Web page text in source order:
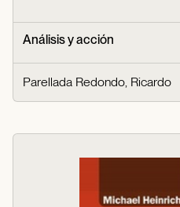
Análisis y acción
Parellada Redondo, Ricardo